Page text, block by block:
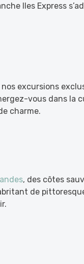
Iles Express
excursions
vous dans la
charme.
, des côtes
de